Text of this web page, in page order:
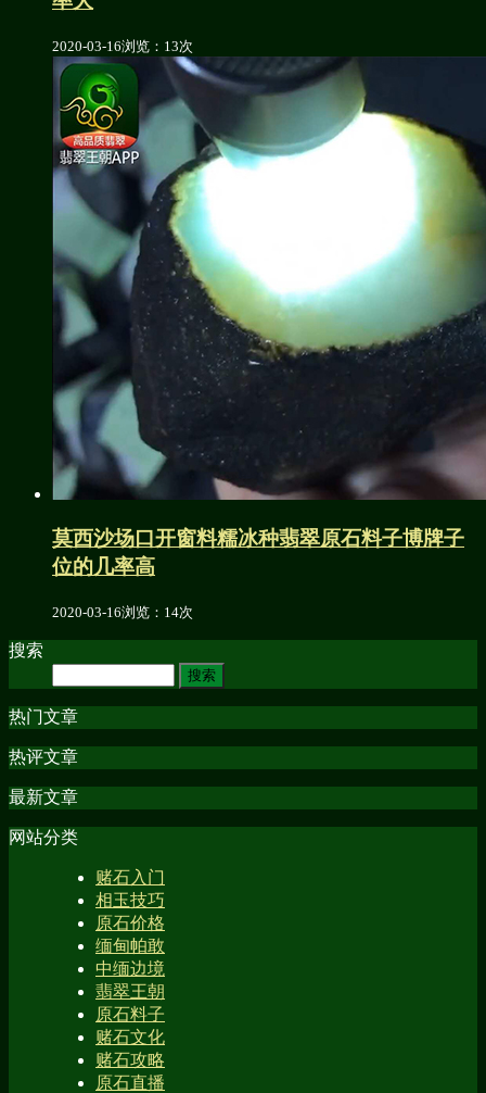
2020-03-16浏览：13次
莫西沙场口开窗料糯冰种翡翠原石料子博牌子
位的几率高
2020-03-16浏览：14次
搜索
热门文章
热评文章
最新文章
网站分类
赌石入门
相玉技巧
原石价格
缅甸帕敢
中缅边境
翡翠王朝
原石料子
赌石文化
赌石攻略
原石直播